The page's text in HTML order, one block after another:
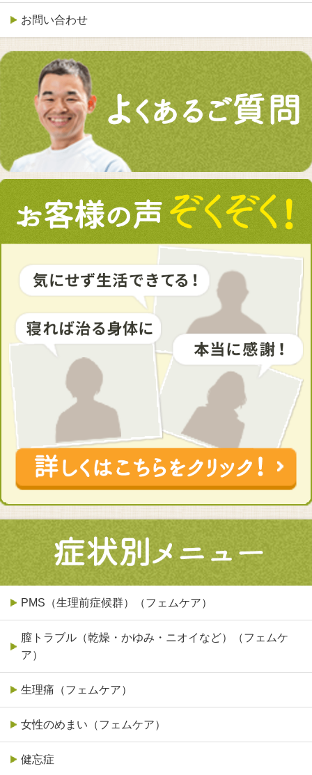
お問い合わせ
PMS（生理前症候群）（フェムケア）
膣トラブル（乾燥・かゆみ・ニオイなど）（フェムケ
ア）
生理痛（フェムケア）
女性のめまい（フェムケア）
健忘症